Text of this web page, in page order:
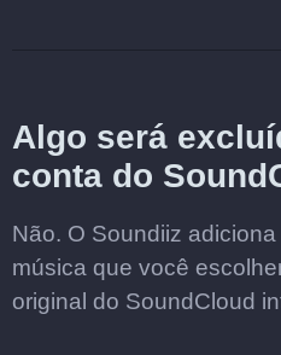
Algo será
conta do
Não. O Soundiiz
música que você
original do SoundCloud